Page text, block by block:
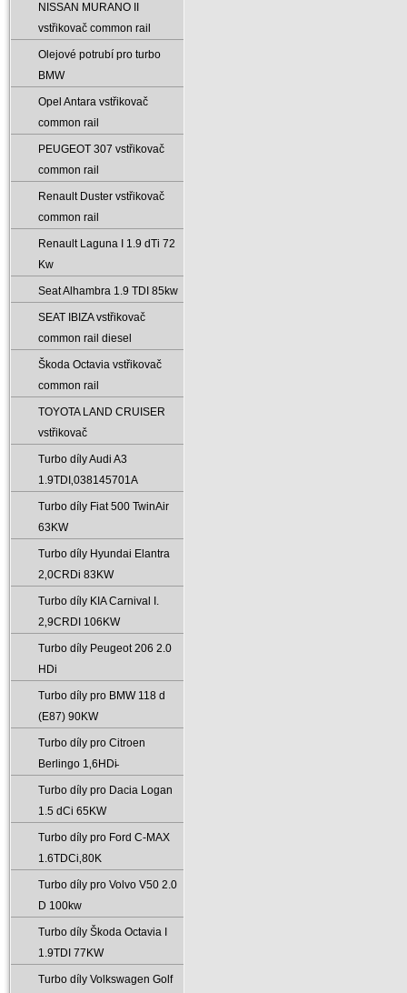
NISSAN MURANO II
vstřikovač common rail
Olejové potrubí pro turbo
BMW
Opel Antara vstřikovač
common rail
PEUGEOT 307 vstřikovač
common rail
Renault Duster vstřikovač
common rail
Renault Laguna I 1.9 dTi 72
Kw
Seat Alhambra 1.9 TDI 85kw
SEAT IBIZA vstřikovač
common rail diesel
Škoda Octavia vstřikovač
common rail
TOYOTA LAND CRUISER
vstřikovač
Turbo díly Audi A3
1.9TDI‚038145701A
Turbo díly Fiat 500 TwinAir
63KW
Turbo díly Hyundai Elantra
2‚0CRDi 83KW
Turbo díly KIA Carnival I.
2‚9CRDI 106KW
Turbo díly Peugeot 206 2.0
HDi
Turbo díly pro BMW 118 d
(E87) 90KW
Turbo díly pro Citroen
Berlingo 1‚6HDi̵
Turbo díly pro Dacia Logan
1.5 dCi 65KW
Turbo díly pro Ford C-MAX
1.6TDCi‚80K
Turbo díly pro Volvo V50 2.0
D 100kw
Turbo díly Škoda Octavia I
1.9TDI 77KW
Turbo díly Volkswagen Golf